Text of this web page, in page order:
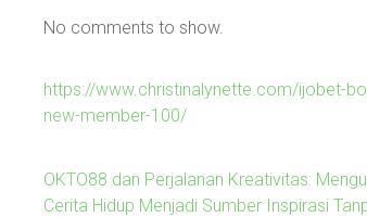
No comments to show.
https://www.christinalynette.com/ijobet-
new-member-100/
OKTO88 dan Perjalanan Kreativitas:
Cerita Hidup Menjadi Sumber Inspirasi